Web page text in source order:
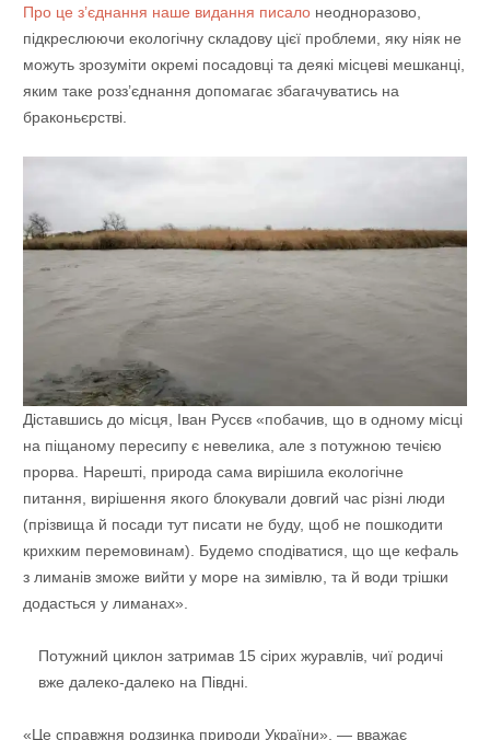
Про це з’єднання наше видання писалонеодноразово,
підкреслюючи екологічну складову цієї проблеми, яку ніяк не
можуть зрозуміти окремі посадовці та деякі місцеві мешканці,
яким таке розз’єднання допомагає збагачуватись на
браконьєрстві.
Діставшись до місця, Іван Русєв «побачив, що в одному місці
на піщаному пересипу є невелика, але з потужною течією
прорва. Нарешті, природа сама вирішила екологічне
питання, вирішення якого блокували довгий час різні люди
(прізвища й посади тут писати не буду, щоб не пошкодити
крихким перемовинам). Будемо сподіватися, що ще кефаль
з лиманів зможе вийти у море на зимівлю, та й води трішки
додасться у лиманах».
Потужний циклон затримав 15 сірих журавлів, чиї родичі
вже далеко-далеко на Півдні.
«Це справжня родзинка природи України», — вважає